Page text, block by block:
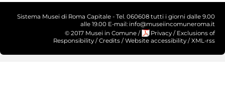
Sistema Musei di Roma Capitale - Tel. 060608 tutti i giorni dalle 9.00
alle 19.00 E-mail: info@museiincomuneroma.it
© 2017 Musei in Comune / Privacy / Exclusions of
Responsibility /Credits /Website accessibility /XML-rss